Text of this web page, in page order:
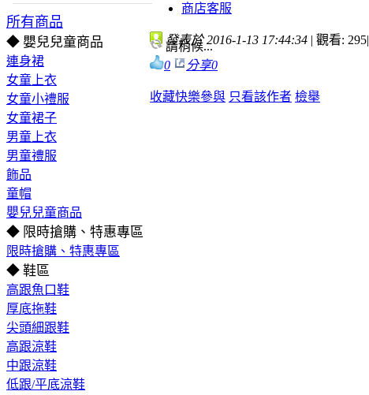
所有商品
◆ 嬰兒兒童商品
連身裙
女童上衣
女童小禮服
女童裙子
男童上衣
男童禮服
飾品
童帽
嬰兒兒童商品
◆ 限時搶購、特惠專區
限時搶購、特惠專區
◆ 鞋區
高跟魚口鞋
厚底拖鞋
尖頭細跟鞋
高跟涼鞋
中跟涼鞋
低跟/平底涼鞋
商店客服
發表於 2016-1-13 17:44:34 | 觀看: 295|
請稍候...
0
分享0
收藏快樂參與 只看該作者 檢舉